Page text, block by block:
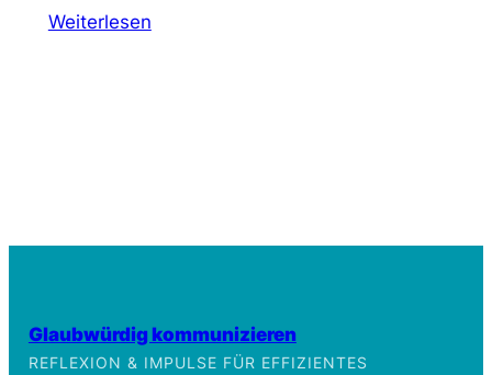
Weiterlesen
Glaubwürdig kommunizieren
REFLEXION & IMPULSE FÜR EFFIZIENTES